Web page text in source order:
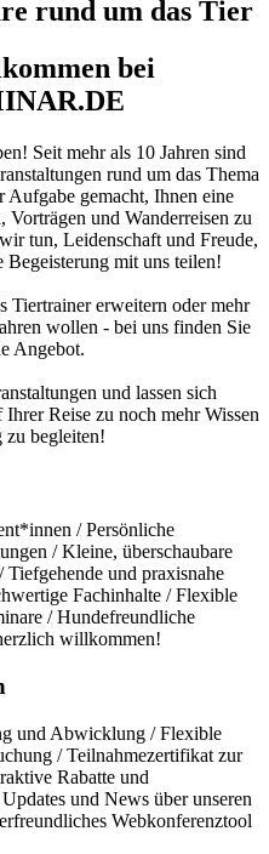
rund um das Tier
bei
Seit mehr als 10 Jahren sind
rund um das Thema
Aufgabe gemacht, Ihnen eine
und Wanderreisen zu
tun, Leidenschaft und Freude,
Begeisterung mit uns teilen!
Tiertrainer erweitern oder mehr
wollen - bei uns finden Sie
Angebot.
und lassen sich
Reise zu noch mehr Wissen
zu begleiten!
/ Persönliche
/ Kleine, überschaubare
und praxisnahe
Fachinhalte / Flexible
/ Hundefreundliche
willkommen!
und Abwicklung / Flexible
/ Teilnahmezertifikat zur
Rabatte und
und News über unseren
Webkonferenztool